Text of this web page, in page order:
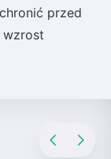
przed
wzrost